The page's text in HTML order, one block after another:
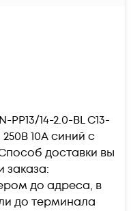
14-2.0-BL C13-
10А синий c
доставки вы
заказа:
до адреса, в
до терминала